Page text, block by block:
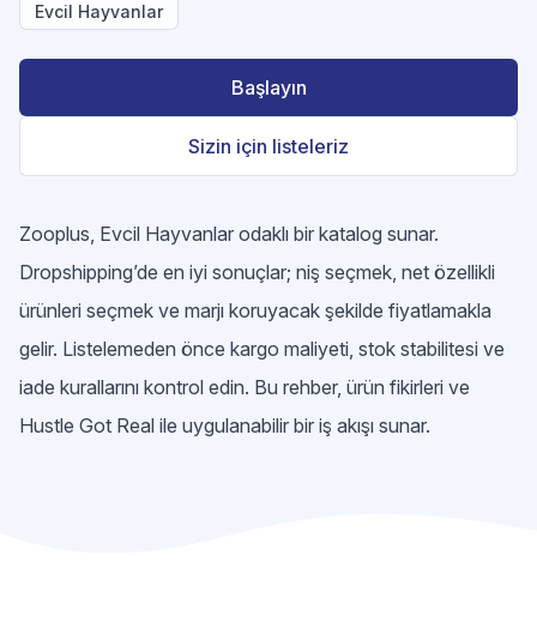
Evcil Hayvanlar
Başlayın
Sizin için listeleriz
Zooplus, Evcil Hayvanlar odaklı bir katalog sunar.
Dropshipping’de en iyi sonuçlar; niş seçmek, net özellikli
ürünleri seçmek ve marjı koruyacak şekilde fiyatlamakla
gelir. Listelemeden önce kargo maliyeti, stok stabilitesi ve
iade kurallarını kontrol edin. Bu rehber, ürün fikirleri ve
Hustle Got Real ile uygulanabilir bir iş akışı sunar.